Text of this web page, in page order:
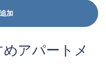
加
アパートメ